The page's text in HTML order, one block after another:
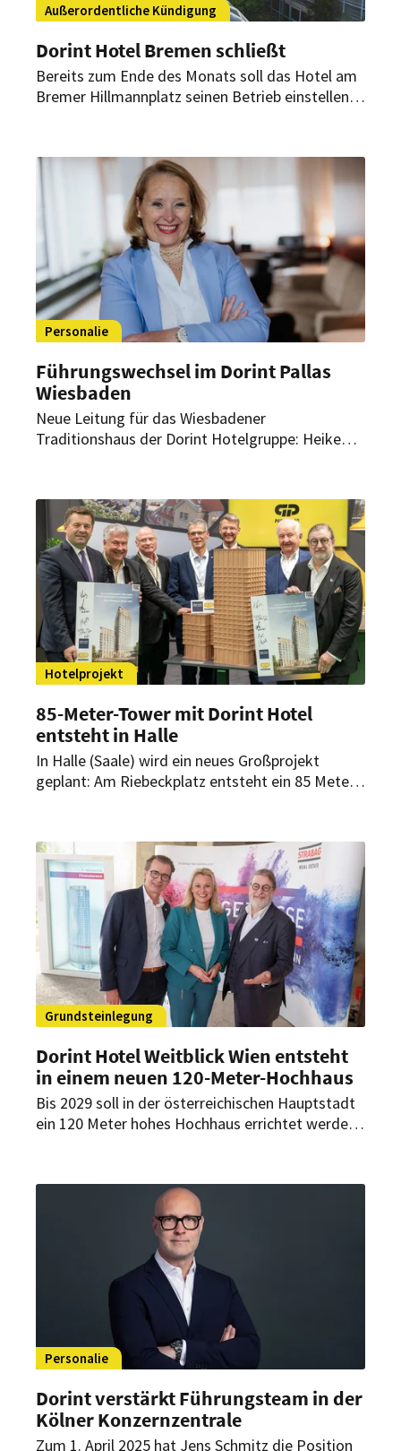
Außerordentliche Kündigung
Dorint Hotel Bremen schließt
Bereits zum Ende des Monats soll das Hotel am
Bremer Hillmannplatz seinen Betrieb einstellen.
Personalie
Führungswechsel im Dorint Pallas
Wiesbaden
Neue Leitung für das Wiesbadener
Traditionshaus der Dorint Hotelgruppe: Heike
Erfahrung in der internationalen Hotellerie mit.
Hotelprojekt
85-Meter-Tower mit Dorint Hotel
entsteht in Halle
In Halle (Saale) wird ein neues Großprojekt
geplant: Am Riebeckplatz entsteht ein 85 Meter
München gaben die Geschäftsführung der Dorint
Hotelgruppe und die GP Papenburg Hochbau
GmbH (Halle an der Saale) nun konkrete Pläne
für das gemeinsame Hotelprojekt in der
Händelstadt bekannt.
Grundsteinlegung
Dorint Hotel Weitblick Wien entsteht
in einem neuen 120-Meter-Hochhaus
Bis 2029 soll in der österreichischen Hauptstadt
ein 120 Meter hohes Hochhaus errichtet werden.
Hotelgruppe Platz finden.
Personalie
Dorint verstärkt Führungsteam in der
Kölner Konzernzentrale
Zum 1. April 2025 hat Jens Schmitz die Position